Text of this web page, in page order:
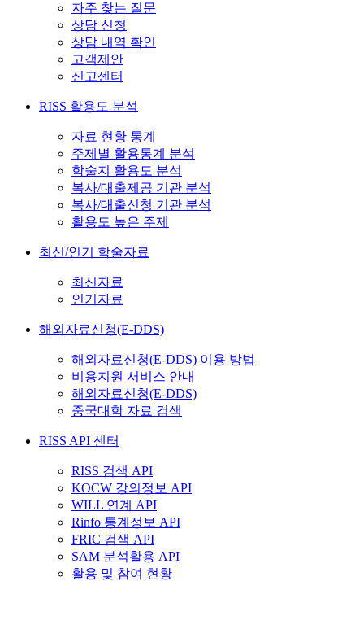
자주 찾는 질문
상담 신청
상담 내역 확인
고객제안
신고센터
RISS 활용도 분석
자료 현황 통계
주제별 활용통계 분석
학술지 활용도 분석
복사/대출제공 기관 분석
복사/대출신청 기관 분석
활용도 높은 주제
최신/인기 학술자료
최신자료
인기자료
해외자료신청(E-DDS)
해외자료신청(E-DDS) 이용 방법
비용지원 서비스 안내
해외자료신청(E-DDS)
중국대학 자료 검색
RISS API 센터
RISS 검색 API
KOCW 강의정보 API
WILL 연계 API
Rinfo 통계정보 API
FRIC 검색 API
SAM 분석활용 API
활용 및 참여 현황